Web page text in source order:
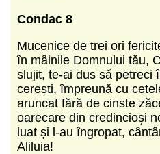
Condac 8
Mucenice de trei ori
în mâinile Domnului tău,
slujit, te-ai dus să petreci
cerești, împreună cu
aruncat fără de cinste
oarecare din credincioși
luat și l-au îngropat,
Aliluia!